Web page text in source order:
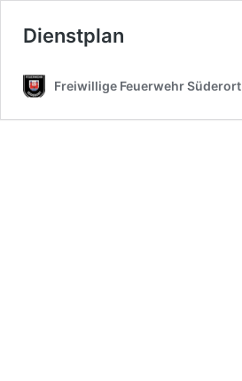
Dienstplan
Freiwillige Feuerwehr Süderort